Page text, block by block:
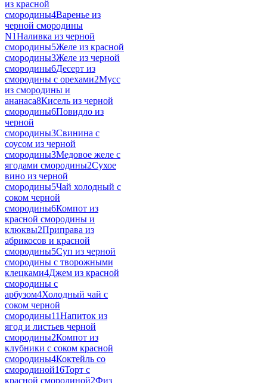
из красной
смородины4Варенье из
черной смородины
N1Наливка из черной
смородины5Желе из красной
смородины3Желе из черной
смородины6Десерт из
смородины с орехами2Мусс
из смородины и
ананаса8Кисель из черной
смородины6Повидло из
черной
смородины3Свинина с
соусом из черной
смородины3Медовое желе с
ягодами смородины2Сухое
вино из черной
смородины5Чай холодный с
соком черной
смородины6Компот из
красной смородины и
клюквы2Приправа из
абрикосов и красной
смородины5Суп из черной
смородины с творожными
клецками4Джем из красной
смородины с
арбузом4Холодный чай с
соком черной
смородины11Напиток из
ягод и листьев черной
смородины2Компот из
клубники с соком красной
смородины4Коктейль со
смородиной16Торт с
красной смородиной2Физ